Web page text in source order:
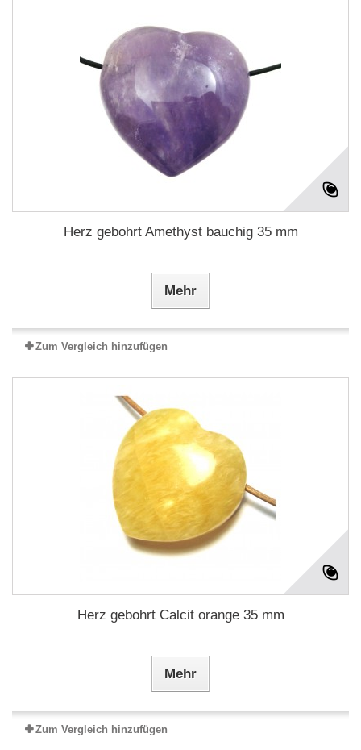
Herz gebohrt Amethyst bauchig 35 mm
Mehr
Zum Vergleich hinzufügen
Herz gebohrt Calcit orange 35 mm
Mehr
Zum Vergleich hinzufügen